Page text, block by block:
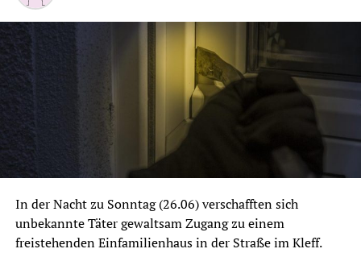
In der Nacht zu Sonntag (26.06) verschafften sich
unbekannte Täter gewaltsam Zugang zu einem
freistehenden Einfamilienhaus in der Straße im Kleff.